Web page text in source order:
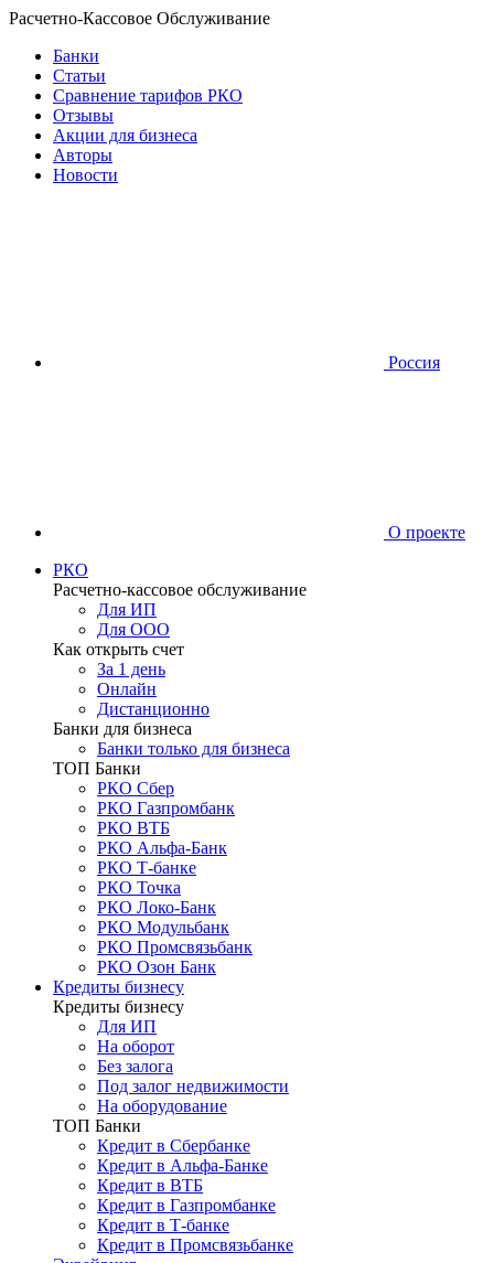
Расчетно-Кассовое Обслуживание
Банки
Статьи
Сравнение тарифов РКО
Отзывы
Акции для бизнеса
Авторы
Новости
Россия
О проекте
РКО
Расчетно-кассовое обслуживание
Для ИП
Для ООО
Как открыть счет
За 1 день
Онлайн
Дистанционно
Банки для бизнеса
Банки только для бизнеса
ТОП Банки
РКО Сбер
РКО Газпромбанк
РКО ВТБ
РКО Альфа-Банк
РКО Т-банке
РКО Точка
РКО Локо-Банк
РКО Модульбанк
РКО Промсвязьбанк
РКО Озон Банк
Кредиты бизнесу
Кредиты бизнесу
Для ИП
На оборот
Без залога
Под залог недвижимости
На оборудование
ТОП Банки
Кредит в Сбербанке
Кредит в Альфа-Банке
Кредит в ВТБ
Кредит в Газпромбанке
Кредит в Т-банке
Кредит в Промсвязьбанке